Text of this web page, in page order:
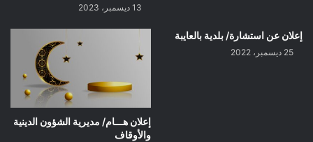
13 ديسمبر، 2023
إعلان عن استشارة/ بلدية بالعايبة
25 ديسمبر، 2022
إعلان هـــام/ مديرية الشؤون الدينية
والأوقاف